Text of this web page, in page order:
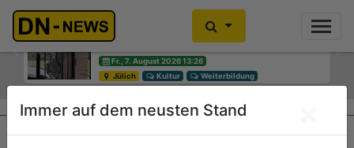
Diskussionen um Villa Buth:
Erinnerungsort oder Abriss?
Fr., 7. August 2026 13:26
Jülich
Kultur Weiterbildung
Einbrecher im Kleiderschrank
gefunden
Fr., 7. August 2026 10:30
Düren
Polizei
Previous
Immer auf dem neusten Stand